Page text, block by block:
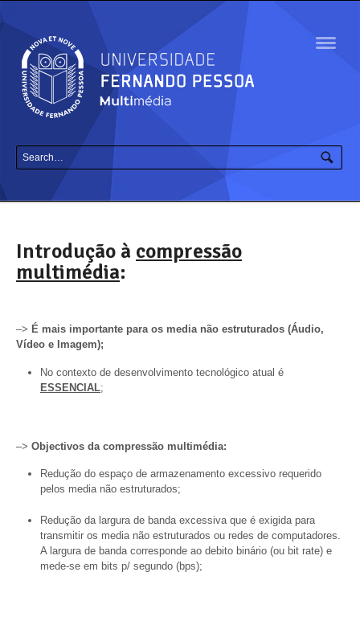
Introdução à compressão
multimédia:
–> É mais importante para os media não estruturados (Áudio,
Vídeo e Imagem);
No contexto de desenvolvimento tecnológico atual é
ESSENCIAL;
–> Objectivos da compressão multimédia:
Redução do espaço de armazenamento excessivo requerido
pelos media não estruturados;
Redução da largura de banda excessiva que é exigida para
transmitir os media não estruturados ou redes de computadores.
A largura de banda corresponde ao debito binário (ou bit rate) e
mede-se em bits p/ segundo (bps);